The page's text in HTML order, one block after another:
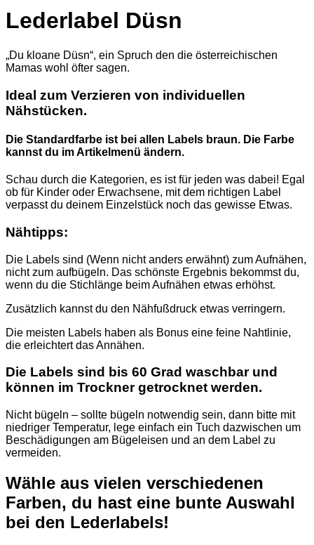
Lederlabel Düsn
„Du kloane Düsn“, ein Spruch den die österreichischen
Mamas wohl öfter sagen.
Ideal zum Verzieren von individuellen
Nähstücken.
Die Standardfarbe ist bei allen Labels braun. Die Farbe
kannst du im Artikelmenü ändern.
Schau durch die Kategorien, es ist für jeden was dabei! Egal
ob für Kinder oder Erwachsene, mit dem richtigen Label
verpasst du deinem Einzelstück noch das gewisse Etwas.
Nähtipps:
Die Labels sind (Wenn nicht anders erwähnt) zum Aufnähen,
nicht zum aufbügeln. Das schönste Ergebnis bekommst du,
wenn du die Stichlänge beim Aufnähen etwas erhöhst.
Zusätzlich kannst du den Nähfußdruck etwas verringern.
Die meisten Labels haben als Bonus eine feine Nahtlinie,
die erleichtert das Annähen.
Die Labels sind bis 60 Grad waschbar und
können im Trockner getrocknet werden.
Nicht bügeln – sollte bügeln notwendig sein, dann bitte mit
niedriger Temperatur, lege einfach ein Tuch dazwischen um
Beschädigungen am Bügeleisen und an dem Label zu
vermeiden.
Wähle aus vielen verschiedenen
Farben, du hast eine bunte Auswahl
bei den Lederlabels!